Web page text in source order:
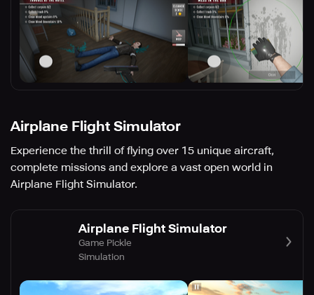
Airplane Flight Simulator
Experience the thrill of flying over 15 unique aircraft,
complete missions and explore a vast open world in
Airplane Flight Simulator.
Airplane Flight Simulator
Game Pickle
Simulation